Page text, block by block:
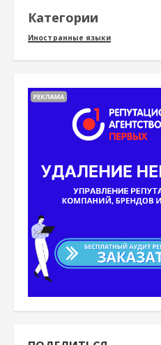
Категории
Иностранные языки